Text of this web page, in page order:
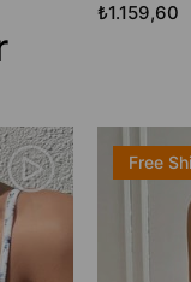
₺1.159,60
Free